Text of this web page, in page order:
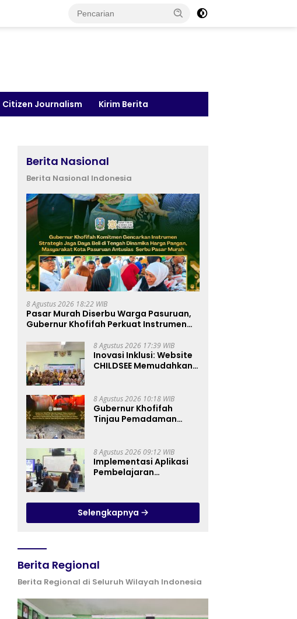
Citizen Journalism Kirim Berita
Berita Nasional
Berita Nasional Indonesia
8 Agustus 2026 18:22 WIB
Pasar Murah Diserbu Warga Pasuruan,
Gubernur Khofifah Perkuat Instrumen
8 Agustus 2026 17:39 WIB
Inovasi Inklusi: Website
CHILDSEE Memudahkan
Identifikasi Anak
Berkebutuhan Khusus
8 Agustus 2026 10:18 WIB
Gubernur Khofifah
Tinjau Pemadaman
Water Bombing dan
Drone Dioptimalkan
8 Agustus 2026 09:12 WIB
Implementasi Aplikasi
Pembelajaran
Kota Bekasi, Mendukung
Digitalisasi dan Inovasi
Pembelajaran
Selengkapnya
Berita Regional
Berita Regional di Seluruh Wilayah Indonesia